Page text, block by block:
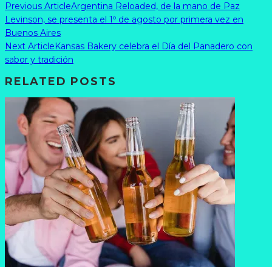
Previous ArticleArgentina Reloaded, de la mano de Paz
Levinson, se presenta el 1º de agosto por primera vez en
Buenos Aires
Next Article Kansas Bakery celebra el Día del Panadero con
sabor y tradición
RELATED POSTS